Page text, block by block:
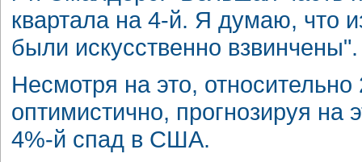
квартала на 4-й. Я думаю, что
были искусственно взвинчены".
Несмотря на это,
оптимистично, прогнозируя
4%-й спад в США.